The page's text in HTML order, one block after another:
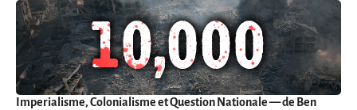
Imperialisme, Colonialisme et Question Nationale— de Ben